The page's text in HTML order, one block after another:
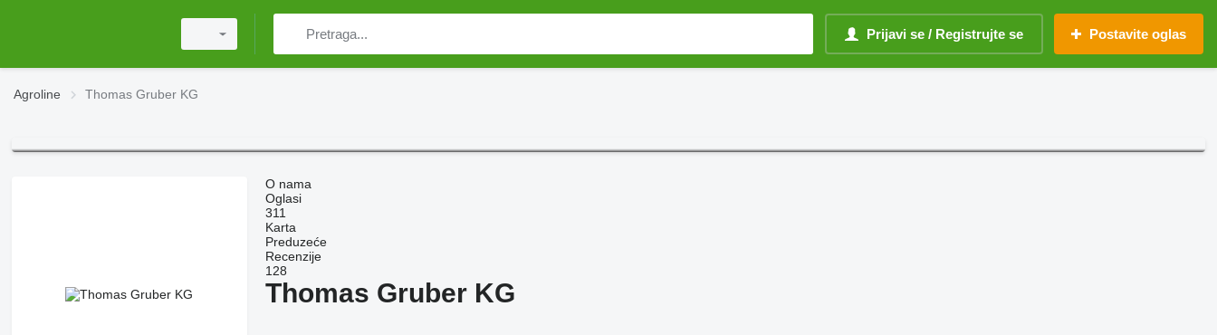
Prijavi se / Registrujte se Postavite oglas
Agroline Thomas Gruber KG
O nama
Oglasi
311
Karta
Preduzeće
Recenzije
128
Thomas Gruber KG